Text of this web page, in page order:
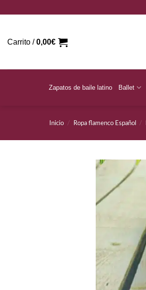
Carrito /0,00€
Zapatos de baile latino Ballet
Inicio / Ropa flamenco Español /